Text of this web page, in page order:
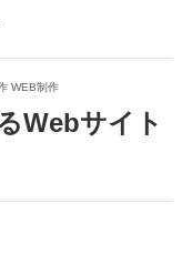
WEB制作
Webサイト